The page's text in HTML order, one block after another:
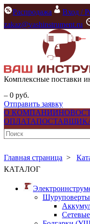
Распродажа Вход /
zakaz@vashinstrument.ru
Комплексные поставки
– 0 руб.
Отправить заявку
О КОМПАНИИ
ОПЛАТА
Главная страница >
КАТАЛОГ
Шуруповерты
Сетевые